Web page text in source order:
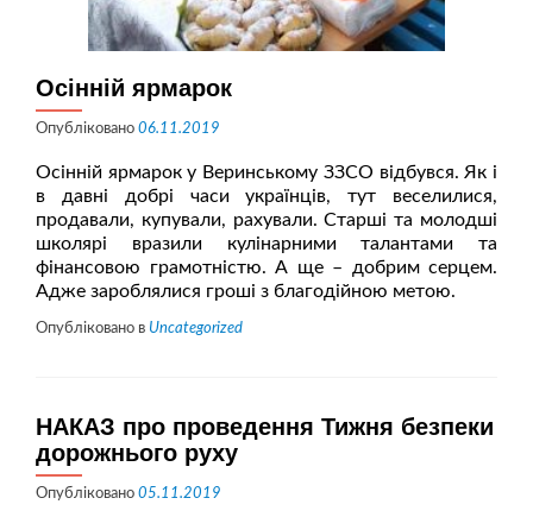
Осінній ярмарок
Опубліковано 06.11.2019
Осінній ярмарок у Веринському ЗЗСО відбувся. Як і
в давні добрі часи українців, тут веселилися,
продавали, купували, рахували. Старші та молодші
школярі вразили кулінарними талантами та
фінансовою грамотністю. А ще – добрим серцем.
Адже зароблялися гроші з благодійною метою.
Опубліковано в Uncategorized
НАКАЗ про проведення Тижня безпеки
дорожнього руху
Опубліковано 05.11.2019